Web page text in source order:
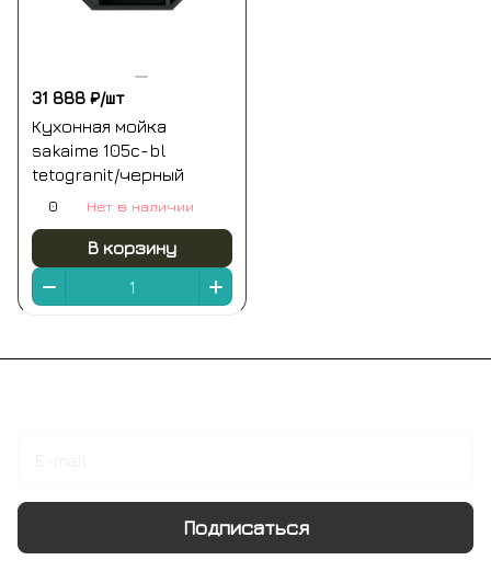
31 888 ₽/шт
Кухонная мойка
sakaime 105c-bl
tetogranit/черный
0 Нет в наличии
В корзину
Подписаться